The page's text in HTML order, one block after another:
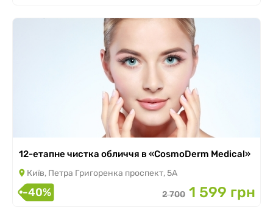
12-етапне чистка обличчя в «CosmoDerm Medical»
Київ, Петра Григоренка проспект, 5А
-40% 2 700 1 599 грн